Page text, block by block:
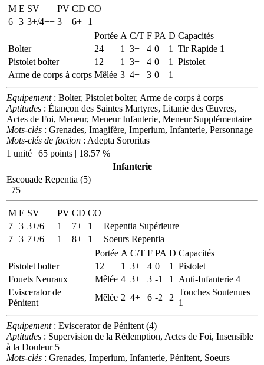
M E SV PV CD CO
6 3 3+/4++ 3 6+
1
Portée A C/T F PA D Capacités
Bolter
24 1 3+ 4 0 1
Tir Rapide 1
Pistolet bolter
12 1 3+ 4 0 1
Pistolet
Arme de corps à corps Mêlée 3 4+ 3 0 1
Equipement: Bolter, Pistolet bolter, Arme de corps à corps
Aptitudes : Étançon des Saintes Martyres, Litanie des Œuvres,
Actes de Foi, Meneur, Meneur Infanterie, Meneur Supplémentaire
Mots-clés : Grenades, Imagifère, Imperium, Infanterie, Personnage
Mots-clés de faction : Adepta Sororitas
1 unité | 65 points | 18.57 %
Infanterie
Escouade Repentia (5)
75
M E SV PV CD CO
7 3 3+/6++ 1 7+ 1
Repentia Supérieure
7 3 7+/6++ 1 8+ 1
Soeurs Repentia
Portée A C/T F PA D Capacités
Pistolet bolter
12 1 3+ 4 0 1
Pistolet
Fouets Neuraux
Mêlée 4 3+ 3 -1 1
Anti-Infanterie 4+
Eviscerator de
Pénitent
Mêlée 2 4+ 6 -2 2
Touches Soutenues
1
Equipement: Eviscerator de Pénitent (4)
Aptitudes : Supervision de la Rédemption, Actes de Foi, Insensible
à la Douleur 5+
Mots-clés : Grenades, Imperium, Infanterie, Pénitent, Soeurs